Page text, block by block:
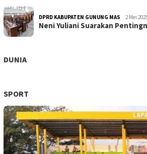
DPRD KABUPATEN GUNUNG MAS 2 Mei
Neni Yuliani Suarakan
DUNIA
SPORT